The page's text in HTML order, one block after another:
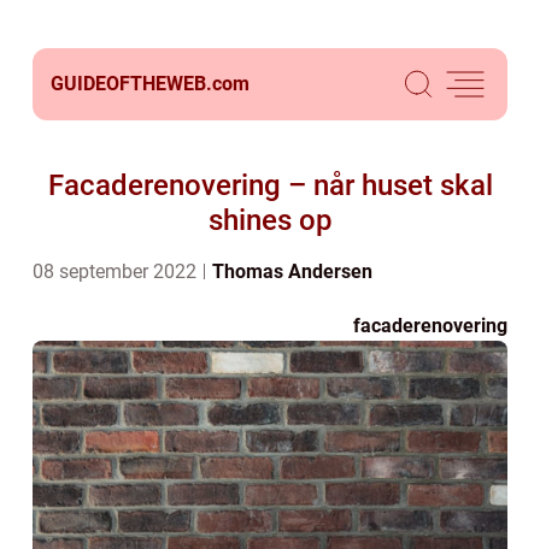
GUIDEOFTHEWEB.com
Facaderenovering – når huset skal
shines op
08 september 2022 Thomas Andersen
facaderenovering